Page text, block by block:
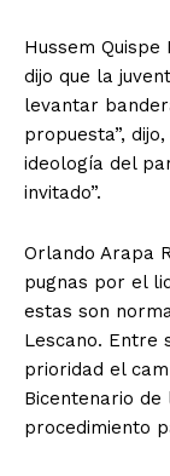
Hussem
dijo que la
levantar
propuesta”,
ideología del
invitado”.
Orlando Arapa
pugnas por el
estas son
Lescano. Entre
prioridad el
Bicentenario de
procedimiento